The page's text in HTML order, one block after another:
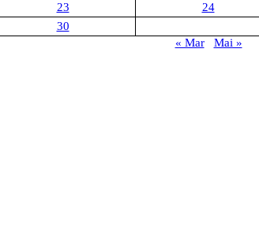
23 24
30
« Mar
Mai »